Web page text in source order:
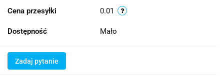
Cena przesyłki 0.01
Dostępność Mało
Zadaj pytanie